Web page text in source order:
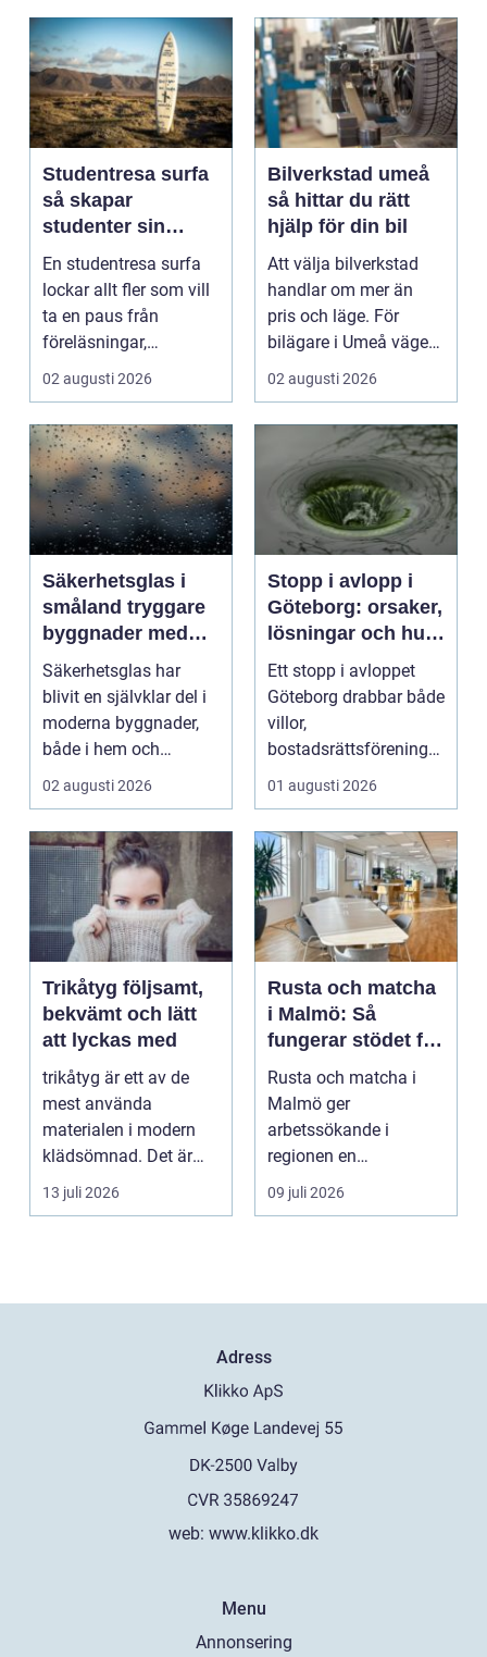
Studentresa surfa
så skapar
studenter sin
ultimata paus från
plugget
En studentresa surfa
lockar allt fler som vill
ta en paus från
föreläsningar,
tentaplugg och sena
02 augusti 2026
Bilverkstad umeå
så hittar du rätt
hjälp för din bil
Att välja bilverkstad
handlar om mer än
pris och läge. För
bilägare i Umeå väger
trygghet, tillgängl...
02 augusti 2026
Säkerhetsglas i
småland tryggare
byggnader med
smarta
glaslösningar
Säkerhetsglas har
blivit en självklar del i
moderna byggnader,
både i hem och
offentliga miljöer. I ...
02 augusti 2026
Stopp i avlopp i
Göteborg: orsaker,
lösningar och hur
problem kan
undvikas
Ett stopp i avloppet
Göteborg drabbar både
villor,
bostadsrättsföreningar
och h...
01 augusti 2026
Trikåtyg följsamt,
bekvämt och lätt
att lyckas med
trikåtyg är ett av de
mest använda
materialen i modern
klädsömnad. Det är
mjukt, elastiskt och
13 juli 2026
Rusta och matcha
i Malmö: Så
fungerar stödet för
dig som söker
jobb
Rusta och matcha i
Malmö ger
arbetssökande i
regionen en
strukturerad och
09 juli 2026
Adress
web: www.klikko.dk
Menu
Annonsering